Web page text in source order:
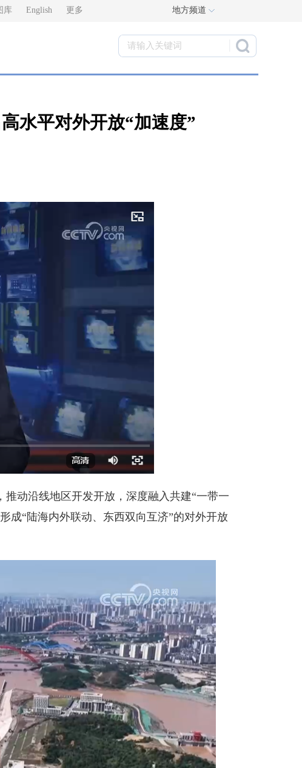
库 English 更多 地方频道
水平对外开放“加速度”
动沿线地区开发开放，深度融入共建“一带一
成“陆海内外联动、东西双向互济”的对外开放